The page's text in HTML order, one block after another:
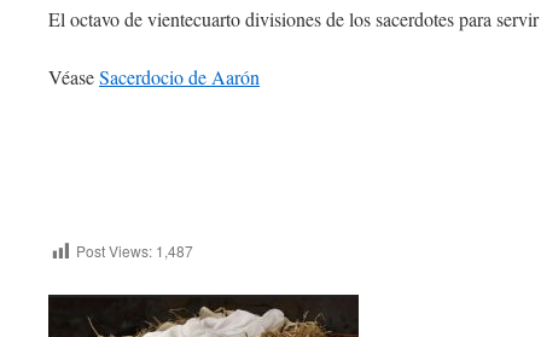
El octavo de vientecuarto divisiones de los sacerdotes para
VéaseSacerdocio de Aarón
Post Views: 1,487